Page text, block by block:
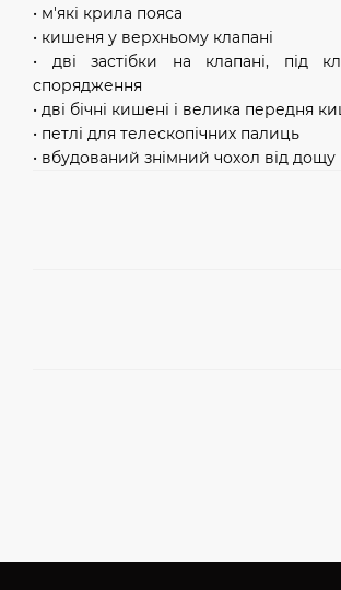
• м'які крила пояса
• кишеня у верхньому клапані
• дві застібки на клапані, під
спорядження
• дві бічні кишені і велика передня
• петлі для телескопічних палиць
• вбудований знімний чохол від дощу